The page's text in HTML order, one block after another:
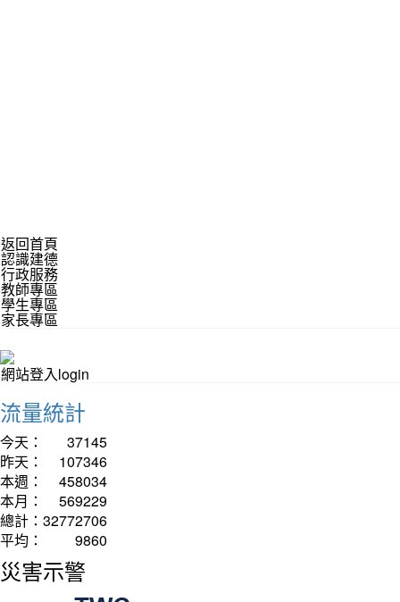
返回首頁
認識建德
行政服務
教師專區
學生專區
家長專區
網站登入login
流量統計
今天：
37145
昨天：
107346
本週：
458034
本月：
569229
總計： 32772706
平均：
9860
災害示警